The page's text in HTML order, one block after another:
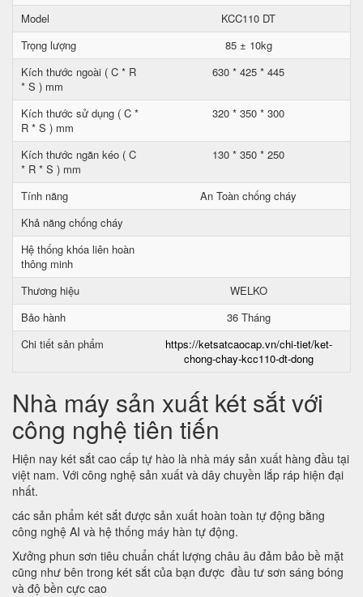
Model
KCC110 DT
Trọng lượng
85 ± 10kg
Kích thước ngoài ( C * R
* S ) mm
630 * 425 * 445
Kích thước sử dụng ( C *
R * S ) mm
320 * 350 * 300
Kích thước ngăn kéo ( C
* R * S ) mm
130 * 350 * 250
Tính năng
An Toàn chống cháy
Khả năng chống cháy
Hệ thống khóa liên hoàn
thông minh
Thương hiệu
WELKO
Bảo hành
36 Tháng
Chi tiết sản phẩm
https://ketsatcaocap.vn/chi-tiet/ket-
chong-chay-kcc110-dt-dong
Nhà máy sản xuất két sắt với
công nghệ tiên tiến
Hiện nay két sắt cao cấp tự hào là nhà máy sản xuất hàng đầu tại
việt nam. Với công nghệ sản xuất và dây chuyền lắp ráp hiện đại
nhất.
các sản phẩm két sắt được sản xuất hoàn toàn tự động bằng
công nghệ AI và hệ thống máy hàn tự động.
Xưởng phun sơn tiêu chuẩn chất lượng châu âu đảm bảo bề mặt
cũng như bên trong két sắt của bạn được đầu tư sơn sáng bóng
và độ bền cực cao